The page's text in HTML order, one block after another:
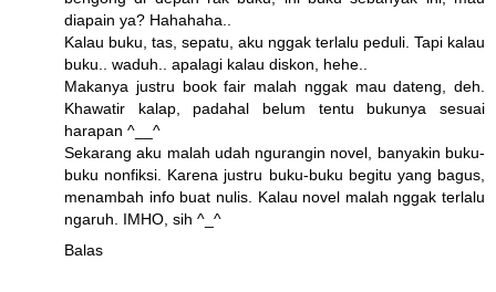
diapain ya? Hahahaha..
Kalau buku, tas, sepatu, aku nggak terlalu peduli. Tapi kalau
buku.. waduh.. apalagi kalau diskon, hehe..
Makanya justru book fair malah nggak mau dateng, deh.
Khawatir kalap, padahal belum tentu bukunya sesuai
harapan ^__^
Sekarang aku malah udah ngurangin novel, banyakin buku-
buku nonfiksi. Karena justru buku-buku begitu yang bagus,
menambah info buat nulis. Kalau novel malah nggak terlalu
ngaruh. IMHO, sih ^_^
Balas